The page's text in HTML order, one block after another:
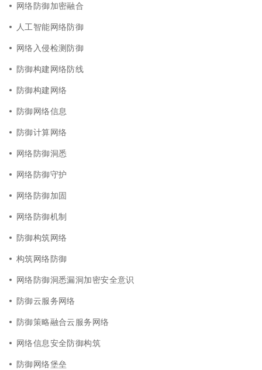
网络防御加密融合
人工智能网络防御
网络入侵检测防御
防御构建网络防线
防御构建网络
防御网络信息
防御计算网络
网络防御洞悉
网络防御守护
网络防御加固
网络防御机制
防御构筑网络
构筑网络防御
网络防御洞悉漏洞加密安全意识
防御云服务网络
防御策略融合云服务网络
网络信息安全防御构筑
防御网络堡垒